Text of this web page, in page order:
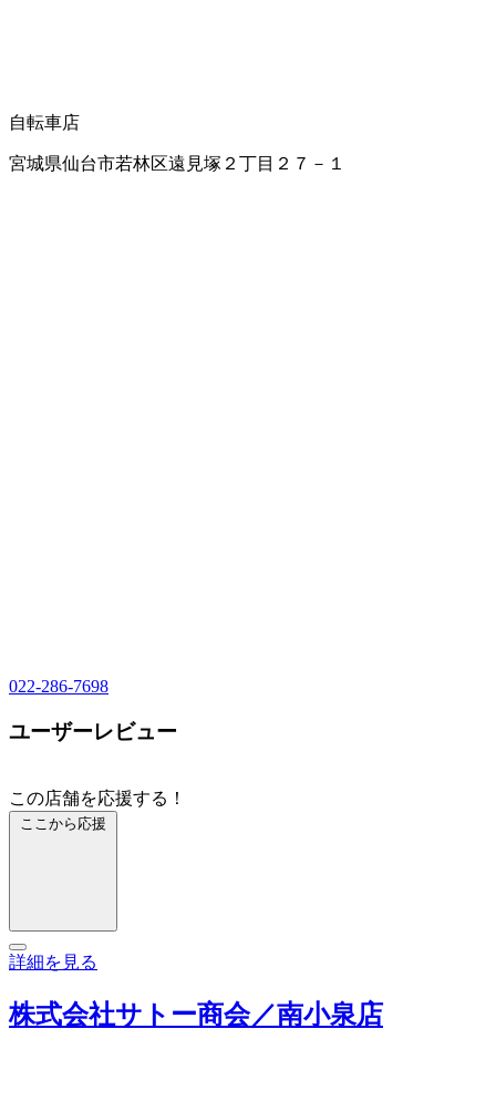
自転車店
宮城県仙台市若林区遠見塚２丁目２７－１
022-286-7698
ユーザーレビュー
この店舗を応援する！
ここから応援
詳細を見る
株式会社サトー商会／南小泉店